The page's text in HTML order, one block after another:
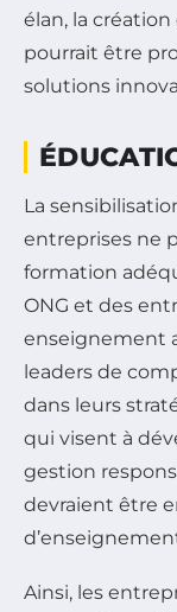
élan, la
pourrait être
solutions
La
entreprises ne
formation
ONG et des
enseignement
leaders de
dans leurs
qui visent à
gestion
devraient être
Ainsi, les